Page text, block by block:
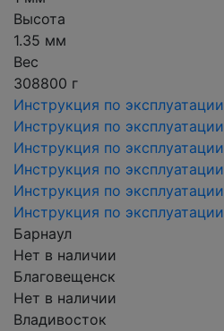
Высота
1.35 мм
Вес
308800 г
Инструкция по эксплуатации
Инструкция по эксплуатации
Инструкция по эксплуатации
Инструкция по эксплуатации
Инструкция по эксплуатации
Инструкция по эксплуатации
Барнаул
Нет в наличии
Благовещенск
Нет в наличии
Владивосток